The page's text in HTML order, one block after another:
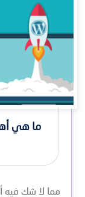
ما هي
مما لا شك فيه